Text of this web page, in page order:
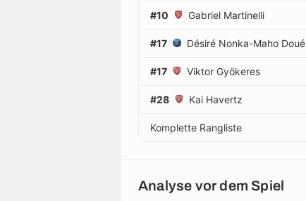
#10 Gabriel Martinelli
#17 Désiré Nonka-Maho Doué
#17 Viktor Gyökeres
#28 Kai Havertz
Komplette Rangliste
Analyse vor dem Spiel